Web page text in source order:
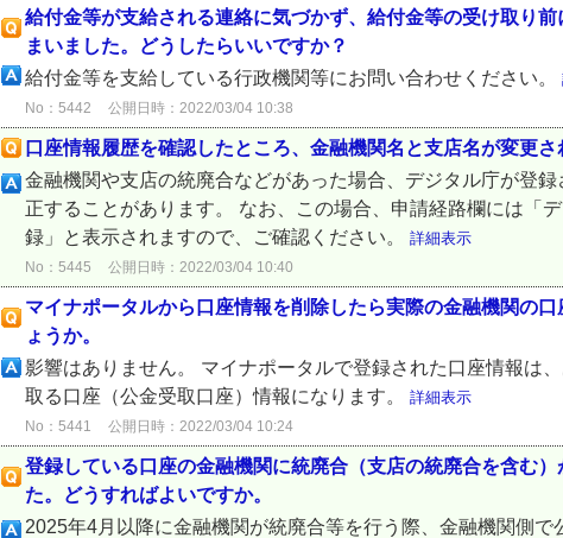
給付金等が支給される連絡に気づかず、給付金等の受け取り
まいました。どうしたらいいですか？
給付金等を支給している行政機関等にお問い合わせください。
No：5442 公開日時：2022/03/04 10:38
口座情報履歴を確認したところ、金融機関名と支店名が変更さ
金融機関や支店の統廃合などがあった場合、デジタル庁が登
正することがあります。 なお、この場合、申請経路欄には「
録」と表示されますので、ご確認ください。 詳細表示
No：5445 公開日時：2022/03/04 10:40
マイナポータルから口座情報を削除したら実際の金融機関の
ょうか。
影響はありません。 マイナポータルで登録された口座情報は
取る口座（公金受取口座）情報になります。 詳細表示
No：5441 公開日時：2022/03/04 10:24
登録している口座の金融機関に統廃合（支店の統廃合を含む
た。どうすればよいですか。
2025年4月以降に金融機関が統廃合等を行う際、金融機関側で